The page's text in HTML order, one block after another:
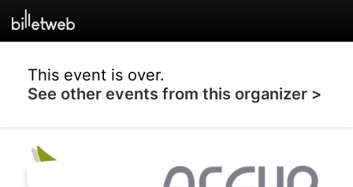
This event is over.
See other events from this organizer >